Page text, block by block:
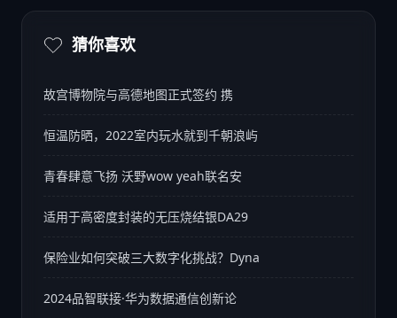
猜你喜欢
故宫博物院与高德地图正式签约 携
恒温防晒，2022室内玩水就到千朝浪屿
青春肆意飞扬 沃野wow yeah联名安
适用于高密度封装的无压烧结银DA29
保险业如何突破三大数字化挑战？Dyna
2024品智联接·华为数据通信创新论